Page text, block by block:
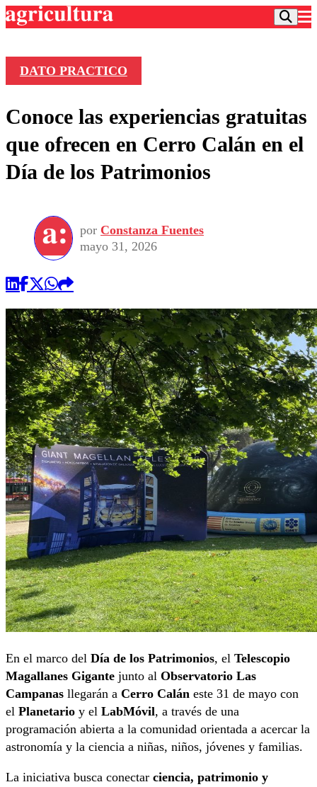
Frecuencias
Agricultura TV
Deportes
Colo Colo
Seleccion Chilena
Torneo Internacional
Universidad de Chile
Entretención
Economía
Internacional
Sustentabilidad
Publicaciones en medios
Opinión
DATO PRACTICO
Conoce las experiencias gratuitas
que ofrecen en Cerro Calán en el
Día de los Patrimonios
por Constanza Fuentes
mayo 31, 2026
En el marco del Día de los Patrimonios, el Telescopio
Magallanes Gigante junto al Observatorio Las
Campanas llegarán a Cerro Calán este 31 de mayo con
el Planetario y el LabMóvil, a través de una
programación abierta a la comunidad orientada a acercar la
astronomía y la ciencia a niñas, niños, jóvenes y familias.
La iniciativa busca conectar ciencia, patrimonio y